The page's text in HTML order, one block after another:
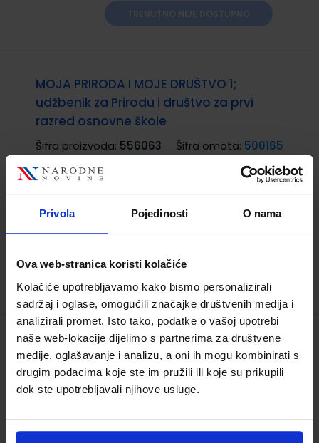
Privola Pojedinosti O nama
Ova web-stranica koristi kolačiće
Kolačiće upotrebljavamo kako bismo personalizirali
sadržaj i oglase, omogućili značajke društvenih medija i
analizirali promet. Isto tako, podatke o vašoj upotrebi
naše web-lokacije dijelimo s partnerima za društvene
medije, oglašavanje i analizu, a oni ih mogu kombinirati s
drugim podacima koje ste im pružili ili koje su prikupili
dok ste upotrebljavali njihove usluge.
MOJA PRIRODA I MOJE DRUŠTVO 1;
udžbenik za Prirodu i društvo za prvi
razred osnovne škole
Šifra proizvoda: 556063 Šifra omota: 500165
Dijana Arbanas Silvana Šebalj-
Mačkić Gordana Podobnik
Nakladnik:ALKA SCRIPT d.o.o.
Registarski broj
ministarstva:
6146
NINA I TINO 1; 1. dio, radni udžbenik
prirode i društva za prvi razred osnovne
škole